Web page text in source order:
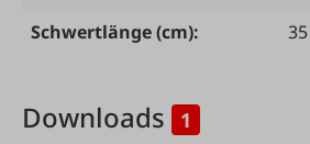
Schwertlänge (cm):
Downloads 1